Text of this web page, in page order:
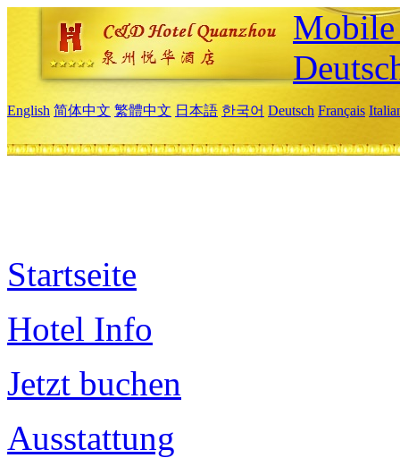
English 简体中文 繁體中文 日本語 한국어 Deutsch Français
Startseite
Hotel Info
Jetzt buchen
Ausstattung